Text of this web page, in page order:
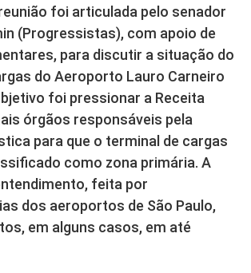
foi articulada pelo senador
(Progressistas), com apoio de
para discutir a situação do
do Aeroporto Lauro Carneiro
foi pressionar a Receita
órgãos responsáveis pela
para que o terminal de cargas
como zona primária. A
feita por
dos aeroportos de São Paulo,
em alguns casos, em até